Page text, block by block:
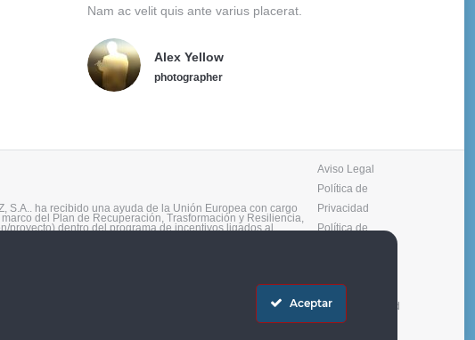
Nam ac velit quis ante varius placerat.
Alex Yellow
photographer
S.A.. ha recibido una ayuda de la Unión Europea con cargo
del Plan de Recuperación, Trasformación y Resiliencia,
proyecto) dentro del programa de incentivos ligados al
Aviso Legal
Política de
Privacidad
Política de
Redes Sociales
Plan de igualdad
en la empresa
Aceptar